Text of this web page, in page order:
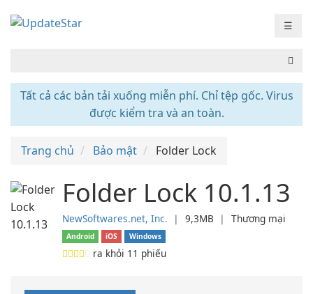
☰
Tất cả các bản tải xuống miễn phí. Chỉ tệp gốc. Virus
được kiểm tra và an toàn.
Trang chủ Bảo mật Folder Lock
Folder Lock 10.1.13
NewSoftwares.net, Inc. ❘ 9,3MB ❘ Thương mại
Android iOS Windows
ra khỏi 11 phiếu